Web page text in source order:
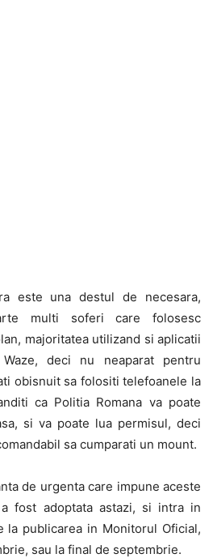
este una destul de necesara,
multi soferi care folosesc
majoritatea utilizand si aplicatii
deci nu neaparat pentru
obisnuit sa folositi telefoanele la
ca Politia Romana va poate
si va poate lua permisul, deci
sa cumparati un mount.
de urgenta care impune aceste
fost adoptata astazi, si intra in
publicarea in Monitorul Oficial,
sau la final de septembrie.